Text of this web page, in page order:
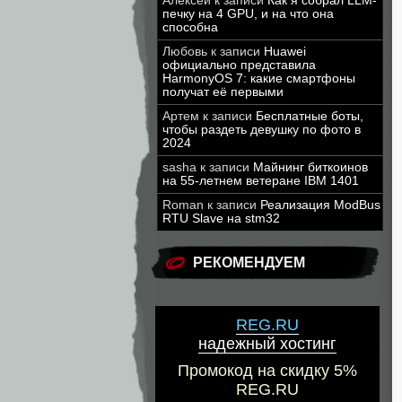
печку на 4 GPU, и на что она
способна
Любовь к записи Huawei
официально представила
HarmonyOS 7: какие смартфоны
получат её первыми
Артем к записи Бесплатные боты,
чтобы раздеть девушку по фото в
2024
sasha к записи Майнинг биткоинов
на 55-летнем ветеране IBM 1401
Roman к записи Реализация ModBus
RTU Slave на stm32
РЕКОМЕНДУЕМ
REG.RU
надежный хостинг
Промокод на скидку 5%
REG.RU